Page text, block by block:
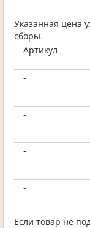
Указанная цена
сборы.
Артикул
-
-
-
-
Если товар не